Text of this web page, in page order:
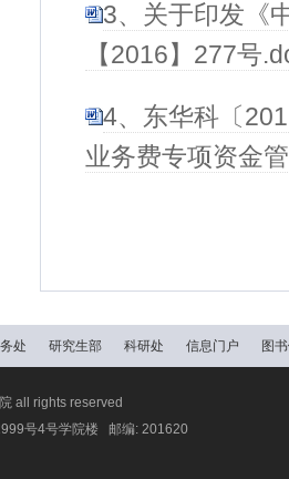
3、关于印发《
【2016】277号
4、东华科〔
业务费专项资金
处 研究生部 科研处 信息门户 图
all rights reserved
号4号学院楼 邮编: 201620